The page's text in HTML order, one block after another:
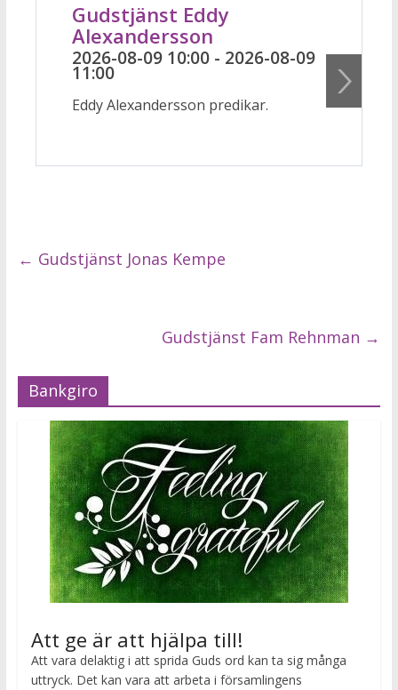
Gudstjänst Eddy
Alexandersson
2026-08-09 10:00 - 2026-08-09
11:00
Eddy Alexandersson predikar.
← Gudstjänst Jonas Kempe
Gudstjänst Fam Rehnman →
Bankgiro
Att ge är att hjälpa till!
Att vara delaktig i att sprida Guds ord kan ta sig många
uttryck. Det kan vara att arbeta i församlingens